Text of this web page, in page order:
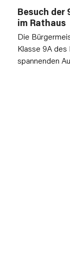
Besuch der
im Rathaus
Die
Klasse 9A des
spannenden